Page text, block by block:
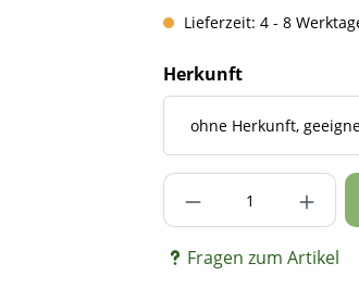
Lieferzeit: 4 - 8
Herkunft
Produkt
Fragen zum Artikel